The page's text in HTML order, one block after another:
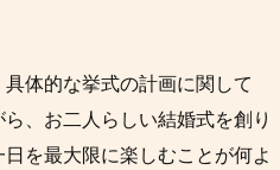
体的な挙式の計画に関して
、お二人らしい結婚式を創り
を最大限に楽しむことが何よ